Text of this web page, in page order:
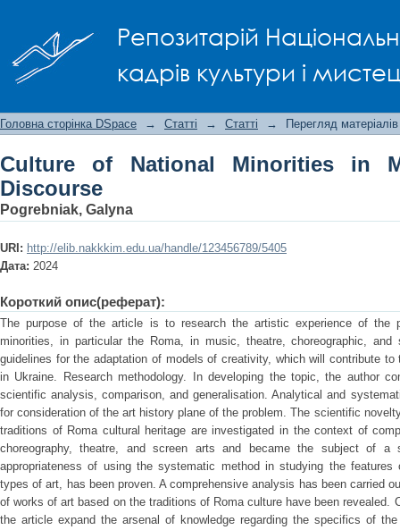
Репозитарій
кадрів культури і
Головна сторінка DSpace → Статті → Статті → Перегляд матеріалів
Culture of National Minorities in
Discourse
Pogrebnіak, Galyna
URI: http://elib.nakkkim.edu.ua/handle/123456789/5405
Дата: 2024
Короткий опис(реферат):
The purpose of the article is to research the artistic experience of the
minorities, in particular the Roma, in music, theatre, choreographic,
guidelines for the adaptation of models of creativity, which will contribute
in Ukraine. Research methodology. In developing the topic, the author
scientific analysis, comparison, and generalisation. Analytical and
for consideration of the art history plane of the problem. The scientific
traditions of Roma cultural heritage are investigated in the context of
choreography, theatre, and screen arts and became the subject of
appropriateness of using the systematic method in studying the
types of art, has been proven. A comprehensive analysis has been carried
of works of art based on the traditions of Roma culture have been revealed.
the article expand the arsenal of knowledge regarding the specifics of